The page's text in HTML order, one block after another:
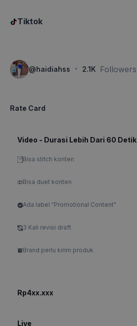
Tiktok
@ haidiahss · 2.1K Followers
Rate Card
Video - Durasi Lebih Dari 60 Detik
Bisa stitch konten
Bisa duet konten
Ada label "Promotional Content"
3 Kali revisi draft
Brand perlu kirim produk
Rp4xx.xxx
Live